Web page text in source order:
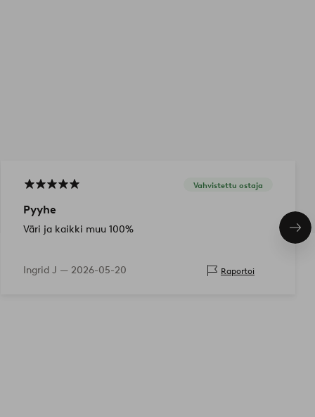
Vahvistettu ostaja
Pyyhe
Väri ja kaikki muu 100%
Ingrid J — 2026-05-20 Raportoi